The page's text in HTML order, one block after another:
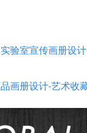
验室宣传画册设
画册设计-艺术收